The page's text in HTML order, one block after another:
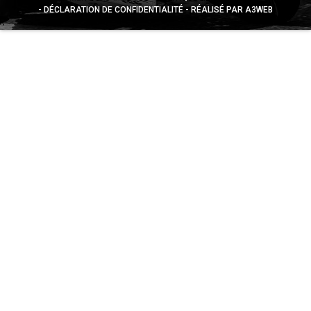
DÉCLARATION DE CONFIDENTIALITÉ
RÉALISÉ PAR A3WEB